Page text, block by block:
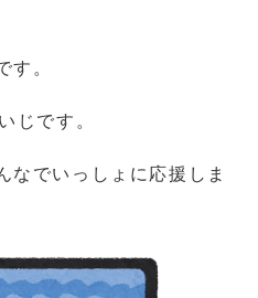
。
じです。
なでいっしょに応援しま